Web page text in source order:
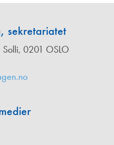
sekretariatet
Solli, 0201 OSLO